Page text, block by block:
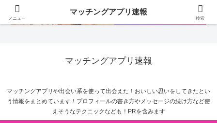
マッチングアプリ速報
マッチングアプリや出会い系を使って出会えた！おいしい思いをしてきたとい
う情報をまとめています！プロフィールの書き方やメッセージの続け方など使
えそうなテクニックなども！PRを含みます
メニュー
マッチングアプリ速報
検索